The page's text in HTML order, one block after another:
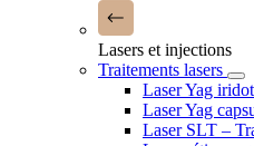
Lasers et injections
Traitements lasers
Laser Yag
Laser Yag
Laser SLT –